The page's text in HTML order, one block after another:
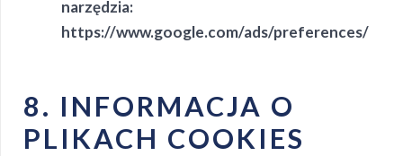
narzędzia:
https://www.google.com/ads/preferences/
8. INFORMACJA O
PLIKACH COOKIES